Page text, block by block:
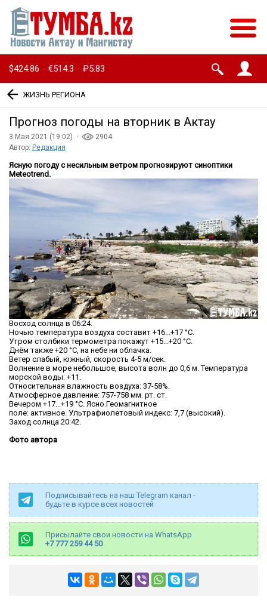
$424.86 · €514.3 · ₽5.83
ЖИЗНЬ РЕГИОНА
Прогноз погоды на вторник в Актау
3 Мая 2021 (19:02) ·
2904
Автор: Редакция
Ясную погоду с несильным ветром прогнозируют синоптики
Meteotrend.
Восход солнца в 06:24.
Ночью температура воздуха составит +16...+17 °C.
Утром столбики термометра покажут +15...+20 °C.
Днём также +20 °C, на небе ни облачка.
Ветер слабый, южный, скорость 4-5 м/сек.
Волнение в море небольшое, высота волн до 0,6 м. Температура
морской воды: +11.
Относительная влажность воздуха: 37-58%.
Атмосферное давление: 757-758 мм. рт. ст.
Вечером +17...+19 °C. Ясно.Геомагнитное
поле: активное. Ультрафиолетовый индекс: 7,7 (высокий).
Заход солнца 20:42.
Фото автора
Подписывайтесь на наш Telegram канал -
будьте в курсе всех новостей
Присылайте свои новости на WhatsApp
+7 777 259 44 50